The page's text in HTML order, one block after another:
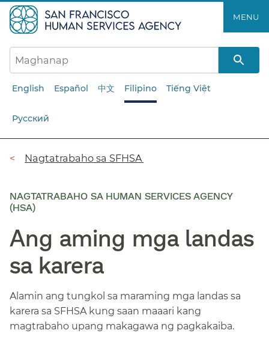
ang
pangunahing
nilalaman​​
MENU​​
English Español 中文 Filipino Tiếng Việt
Русский
Breadcrumb​​
Nagtatrabaho sa SFHSA​​
NAGTATRABAHO SA HUMAN SERVICES AGENCY
(HSA)
Ang aming mga landas
sa karera​​
Alamin ang tungkol sa maraming mga landas sa
karera sa SFHSA kung saan maaari kang
magtrabaho upang makagawa ng pagkakaiba.​​